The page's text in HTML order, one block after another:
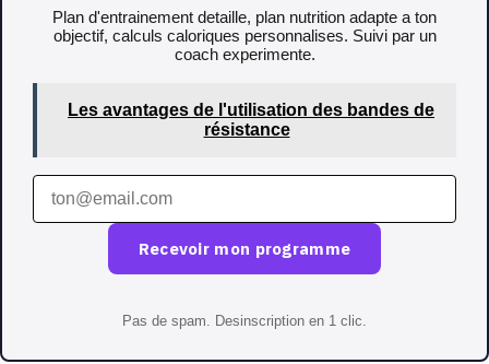
Plan d'entrainement detaille, plan nutrition adapte a ton
objectif, calculs caloriques personnalises. Suivi par un
coach experimente.
Les avantages de l'utilisation des bandes de
résistance
Recevoir mon programme
Pas de spam. Desinscription en 1 clic.